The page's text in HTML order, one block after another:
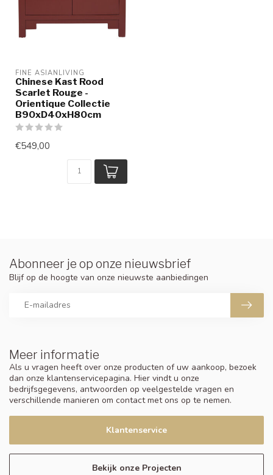
FINE ASIANLIVING
Chinese Kast Rood
Scarlet Rouge -
Orientique Collectie
B90xD40xH80cm
€549,00
Meer informatie
Als u vragen heeft over onze producten of uw aankoop, bezoek
dan onze klantenservicepagina. Hier vindt u onze
bedrijfsgegevens, antwoorden op veelgestelde vragen en
verschillende manieren om contact met ons op te nemen.
Klantenservice
Bekijk onze Projecten
Abonneer je op onze nieuwsbrief
Blijf op de hoogte van onze nieuwste aanbiedingen